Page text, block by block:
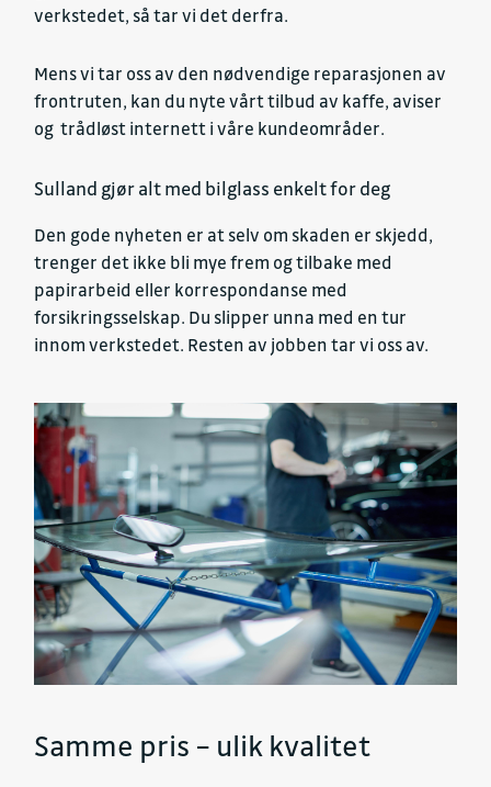
verkstedet, så tar vi det derfra.
Mens vi tar oss av den nødvendige reparasjonen av
frontruten, kan du nyte vårt tilbud av kaffe, aviser
og trådløst internett i våre kundeområder.
Sulland gjør alt med bilglass enkelt for deg
Den gode nyheten er at selv om skaden er skjedd,
trenger det ikke bli mye frem og tilbake med
papirarbeid eller korrespondanse med
forsikringsselskap. Du slipper unna med en tur
innom verkstedet. Resten av jobben tar vi oss av.
Samme pris – ulik kvalitet